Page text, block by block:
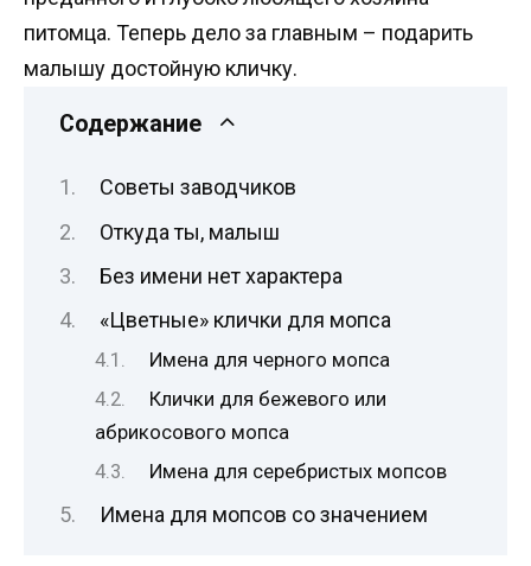
питомца. Теперь дело за главным – подарить
малышу достойную кличку.
Содержание
Советы заводчиков
Откуда ты, малыш
Без имени нет характера
«Цветные» клички для мопса
Имена для черного мопса
Клички для бежевого или
абрикосового мопса
Имена для серебристых мопсов
Имена для мопсов со значением